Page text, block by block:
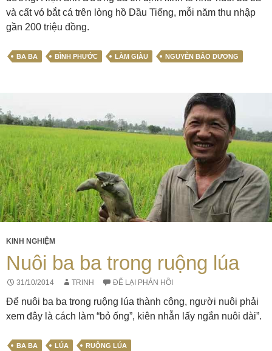
và cất vó bắt cá trên lòng hồ Dầu Tiếng, mỗi năm thu nhập
gần 200 triệu đồng.
BA BA BÌNH PHƯỚC LÀM GIÀU NGUYỄN BẢO DƯƠNG
KINH NGHIỆM
Nuôi ba ba trong ruộng lúa
31/10/2014 TRINH ĐỂ LẠI PHẢN HỒI
Để nuôi ba ba trong ruộng lúa thành công, người nuôi phải
xem đây là cách làm “bỏ ống”, kiên nhẫn lấy ngắn nuôi dài”.
BA BA LÚA RUỘNG LÚA